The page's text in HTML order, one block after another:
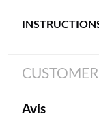
Avis